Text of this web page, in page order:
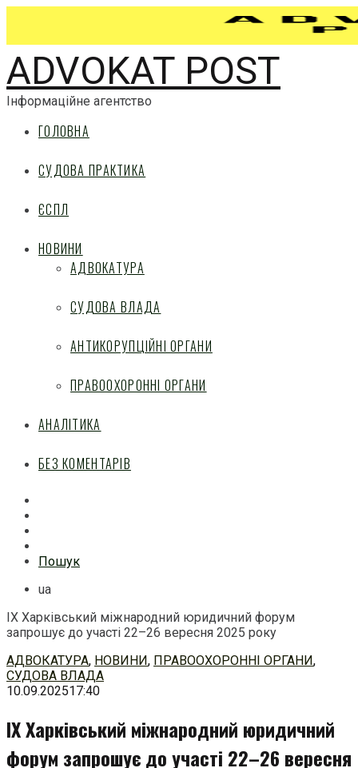
ADVOKAT POST
Інформаційне агентство
ГОЛОВНА
СУДОВА ПРАКТИКА
ЄСПЛ
НОВИНИ
АДВОКАТУРА
СУДОВА ВЛАДА
АНТИКОРУПЦІЙНІ ОРГАНИ
ПРАВООХОРОННІ ОРГАНИ
АНАЛІТИКА
БЕЗ КОМЕНТАРІВ
Пошук
ua
IX Харківський міжнародний юридичний форум
запрошує до участі 22–26 вересня 2025 року
Перейти
до
змісту
АДВОКАТУРА, НОВИНИ, ПРАВООХОРОННІ ОРГАНИ,
СУДОВА ВЛАДА
10.09.202517:40
IX Харківський міжнародний юридичний
форум запрошує до участі 22–26 вересня